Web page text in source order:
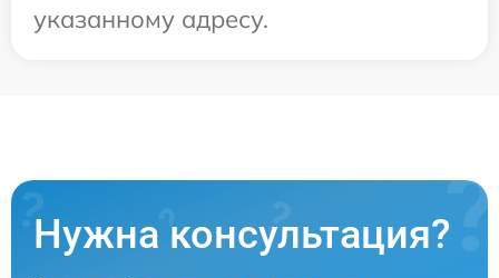
указанному адресу.
Нужна консультация?